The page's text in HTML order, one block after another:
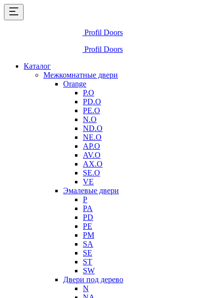
Profil Doors
Profil Doors
Каталог
Межкомнатные двери
Orange
P.O
PD.O
PE.O
N.O
ND.O
NE.O
AP.O
AV.O
AX.O
SE.O
VE
Эмалевые двери
P
PA
PD
PE
PM
SA
SE
ST
SW
Двери под дерево
N